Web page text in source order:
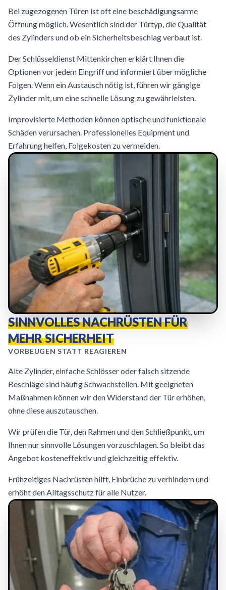
Bei zugezogenen Türen ist oft eine beschädigungsarme
Öffnung möglich. Wesentlich sind der Türtyp, die Qualität
des Zylinders und ob ein Sicherheitsbeschlag verbaut ist.
Der Schlüsseldienst Mittenkirchen erklärt Ihnen die
Optionen vor jedem Eingriff und informiert über mögliche
Folgen. Wenn ein Austausch nötig ist, führen wir gängige
Zylinder mit, um eine schnelle Lösung zu gewährleisten.
Improvisierte Methoden können optische und funktionale
Schäden verursachen. Professionelles Equipment und
Erfahrung helfen, Folgekosten zu vermeiden.
SINNVOLLES NACHRÜSTEN FÜR
MEHR SICHERHEIT
VORBEUGEN STATT REAGIEREN
Alte Zylinder, einfache Schlösser oder falsch sitzende
Beschläge sind häufig Schwachstellen. Mit geeigneten
Maßnahmen können wir den Widerstand der Tür erhöhen,
ohne diese auszutauschen.
Wir prüfen die Tür, den Rahmen und den Schließpunkt, um
Ihnen nur sinnvolle Lösungen vorzuschlagen. So bleibt das
Angebot kosteneffektiv und gleichzeitig effektiv.
Frühzeitiges Nachrüsten hilft, Einbrüche zu verhindern und
erhöht den Alltagsschutz für alle Nutzer.